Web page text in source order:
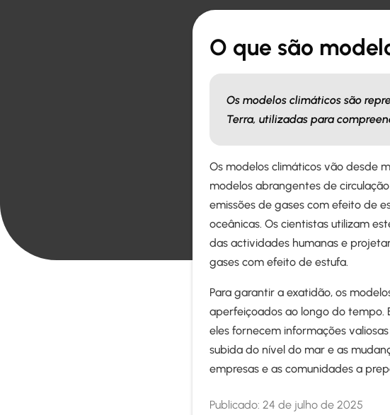
O que são
Os modelos climáticos são
Terra, utilizadas para
Os modelos climáticos vão desde
modelos abrangentes de
emissões de gases com efeito de
oceânicas. Os cientistas utilizam
das actividades humanas e
gases com efeito de estufa.
Para garantir a exatidão, os
aperfeiçoados ao longo do tempo.
eles fornecem informações
subida do nível do mar e as
empresas e as comunidades a
Publicado: 24 de julho de 2025